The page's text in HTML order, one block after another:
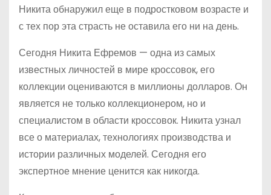
Никита обнаружил еще в подростковом возрасте и
с тех пор эта страсть не оставила его ни на день.
Сегодня Никита Ефремов — одна из самых
известных личностей в мире кроссовок, его
коллекции оцениваются в миллионы долларов. Он
является не только коллекционером, но и
специалистом в области кроссовок. Никита узнал
все о материалах, технологиях производства и
истории различных моделей. Сегодня его
экспертное мнение ценится как никогда.